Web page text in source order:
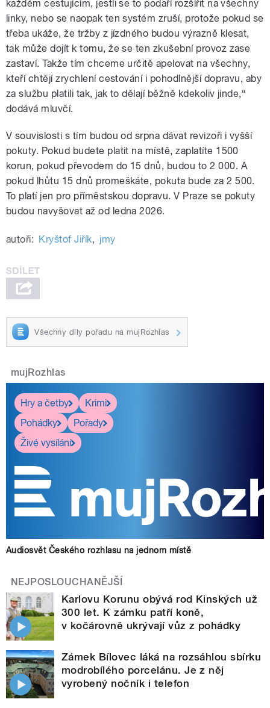
každém cestujícím, jestli se to podaří rozšířit na všechny
linky, nebo se naopak ten systém zruší, protože pokud se
třeba ukáže, že tržby z jízdného budou výrazně klesat,
tak může dojít k tomu, že se ten zkušební provoz zase
zastaví. Takže tím chceme určitě apelovat na všechny,
kteří chtějí zrychlení cestování i pohodlnější dopravu, aby
za službu platili tak, jak to dělají běžně kdekoliv jinde,“
dodává mluvčí.
V souvislosti s tím budou od srpna dávat revizoři i vyšší
pokuty. Pokud budete platit na místě, zaplatíte 1500
korun, pokud převodem do 15 dnů, budou to 2 000. A
pokud lhůtu 15 dnů promeškáte, pokuta bude za 2 500.
To platí jen pro příměstskou dopravu. V Praze se pokuty
budou navyšovat až od ledna 2026.
autoři: Kryštof Jiřík, jmy
Všechny díly pořadu na mujRozhlas
mujRozhlas
Hry a četby
Krimi
Pohádky
Pořady
Živé vysílání
Audiosvět Českého rozhlasu na jednom místě
NEJPOSLOUCHANĚJŠÍ
Karlovu Korunu obývá rod Kinských už
300 let. K zámku patří koně,
v kočárovně ukrývají vůz z pohádky
Zámek Bílovec láká na rozsáhlou sbírku
modrobílého porcelánu. Je z něj
vyrobený nočník i telefon